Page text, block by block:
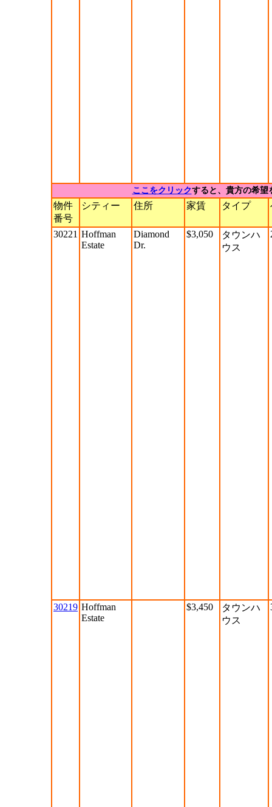
ここをクリックすると、貴方の希望
物件
番号
シティー 住所 家賃 タイプ
30221 Hoffman
Estate
Diamond
Dr.
$3,050
タウンハ
ウス
30219 Hoffman
Estate
$3,450
タウンハ
ウス